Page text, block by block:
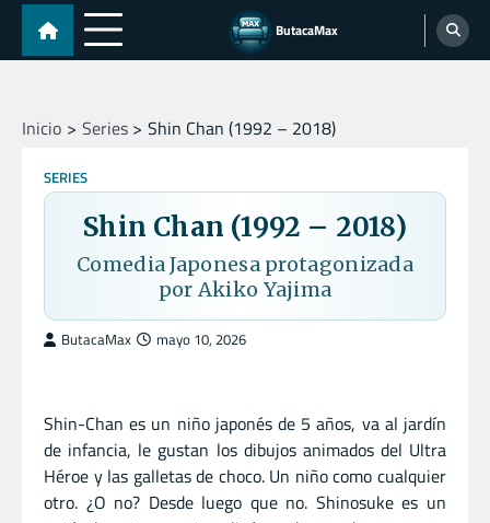
Skip
content
ButacaMax
Inicio Series Shin Chan (1992 – 2018)
SERIES
Shin Chan (1992 – 2018)
Comedia Japonesa protagonizada
por Akiko Yajima
ButacaMax mayo 10, 2026
Shin-Chan es un niño japonés de 5 años, va al jardín
de infancia, le gustan los dibujos animados del Ultra
Héroe y las galletas de choco. Un niño como cualquier
otro. ¿O no? Desde luego que no. Shinosuke es un